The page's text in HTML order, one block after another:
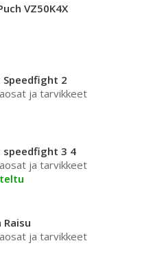
VZ50K4X
Speedfight 2
ja tarvikkeet
speedfight 3 4
ja tarvikkeet
Raisu
ja tarvikkeet